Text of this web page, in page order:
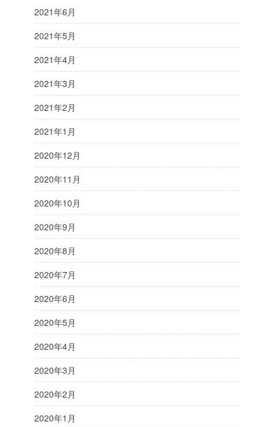
2021年6月
2021年5月
2021年4月
2021年3月
2021年2月
2021年1月
2020年12月
2020年11月
2020年10月
2020年9月
2020年8月
2020年7月
2020年6月
2020年5月
2020年4月
2020年3月
2020年2月
2020年1月